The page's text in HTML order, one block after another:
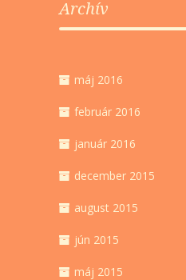
Archív
máj 2016
február 2016
január 2016
december 2015
august 2015
jún 2015
máj 2015